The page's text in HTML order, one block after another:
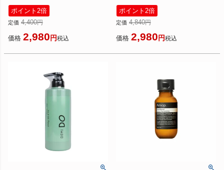
[ ヘアパック/トリートメント ]
ポイント2倍
定価 4,400
価格 2,980 税込
[ トリートメント ] 2023秋
ポイント2倍
定価 4,840
価格 2,980 税込